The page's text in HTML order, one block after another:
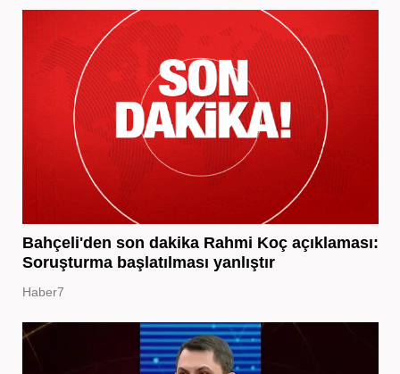
Bahçeli'den son dakika Rahmi Koç açıklaması:
Soruşturma başlatılması yanlıştır
Haber7